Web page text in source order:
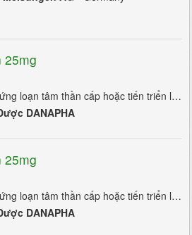
25mg
hoặc tiến triển lâu dài, tâm thần phân liệt. - Các chứng nôn và buồn nôn sau phẫu thuật do dùng thuốc chống ...
DANAPHA
25mg
hoặc tiến triển lâu dài, tâm thần phân liệt. - Các chứng nôn và buồn nôn sau phẫu thuật do dùng thuốc chống ...
DANAPHA